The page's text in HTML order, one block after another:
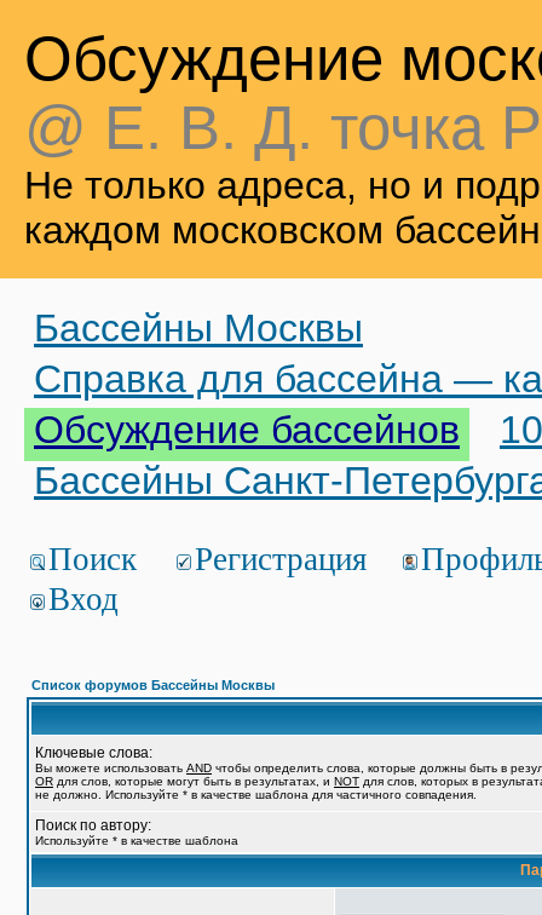
Обсуждение
@ Е. В. Д. точка
Не только адреса, но и
каждом московском
Бассейны Москвы
Справка для бассейна —
Обсуждение бассейнов
Бассейны Санкт-
Поиск Регистрация
Вход
Список форумов Бассейны Москвы
Ключевые слова:
Вы можете использовать AND чтобы определить слова, которые должны быть в
OR для слов, которые могут быть в результатах, и NOT для слов, которых в
не должно. Используйте * в качестве шаблона для частичного совпадения.
Поиск по автору:
Используйте * в качестве шаблона